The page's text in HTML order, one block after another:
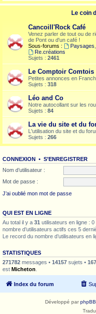
Le coin
Cancoill'Rock Café
Venez parler de tout ou de
de Pont ou d'un café !
Sous-forums :
Paysages
Re.créations
Sujets : 2461
Le Comptoir Comtois
Petites annonces en
Sujets : 318
Léo and Co
Notre autocollant sur les
Sujets : 84
La vie du site et du
L'utilisation du site et du
Sujets : 266
CONNEXION • S’ENREGISTRER
Nom d’utilisateur :
Mot de passe :
J’ai oublié mon mot de passe
QUI EST EN LIGNE
Au total il y a 31 utilisateurs en ligne :
nombre d’utilisateurs actifs ces 5
Le record du nombre d’utilisateurs en
STATISTIQUES
271782 messages • 14157 sujets •
est Micheton
Index du forum
Développé parphpBB